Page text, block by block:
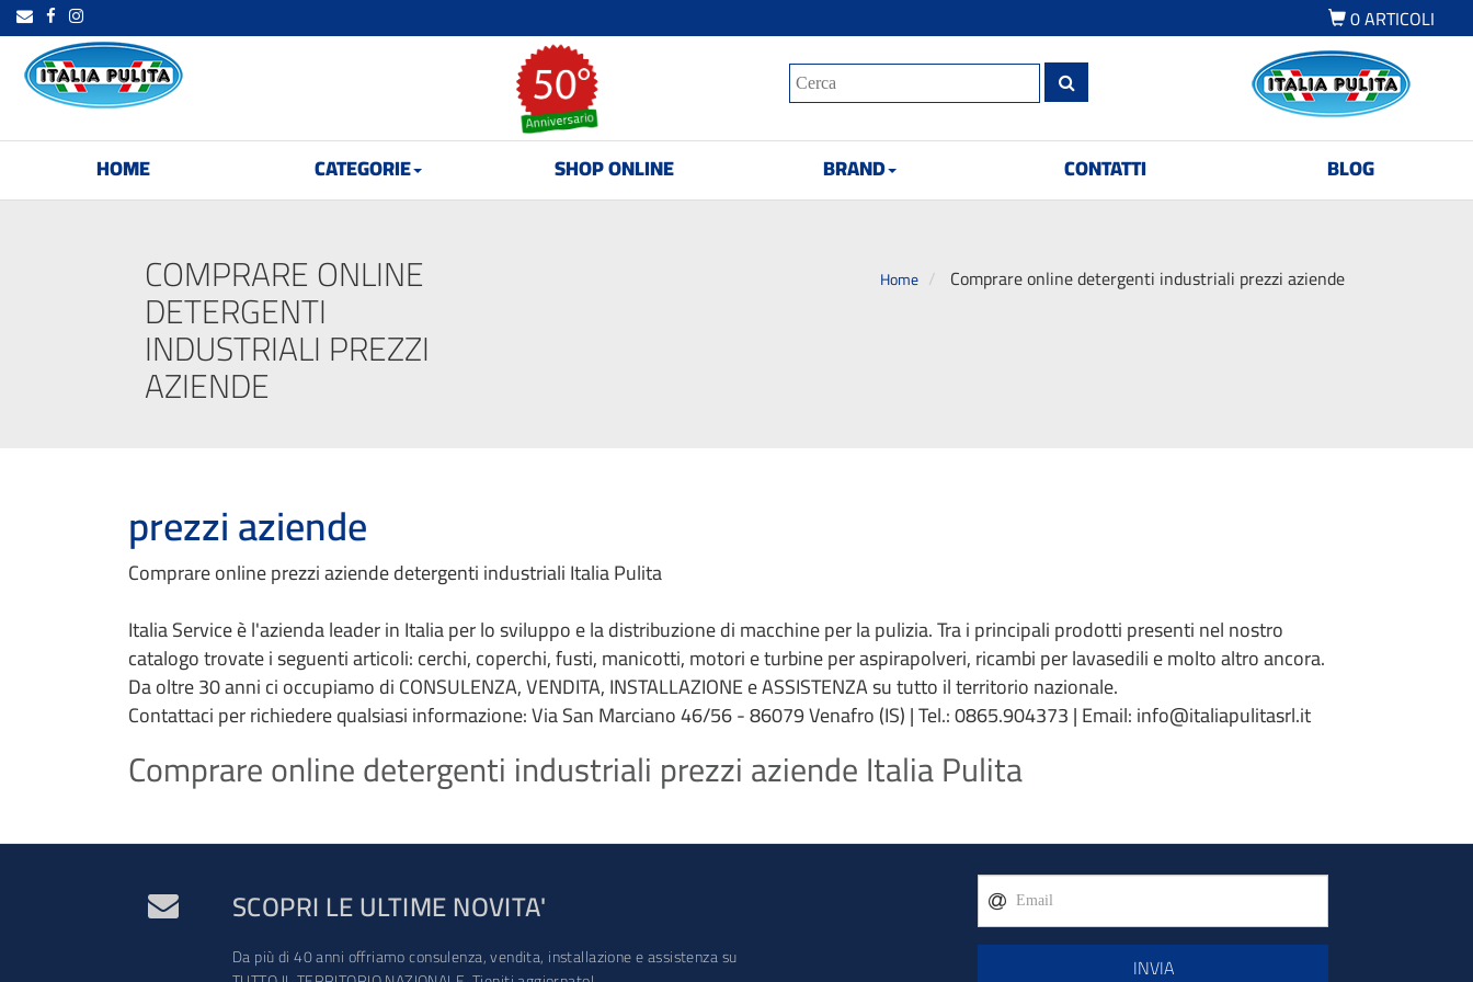
0ARTICOLI
HOME CATEGORIE SHOP ONLINE BRAND CONTATTI BLOG
COMPRARE ONLINE
DETERGENTI
INDUSTRIALI PREZZI
AZIENDE
Home Comprare online detergenti industriali prezzi aziende
prezzi aziende
Comprare online prezzi aziende detergenti industriali Italia Pulita
Italia Service è l'azienda leader in Italia per lo sviluppo e la distribuzione di macchine per la pulizia. Tra i principali prodotti presenti nel nostro
catalogo trovate i seguenti articoli: cerchi, coperchi, fusti, manicotti, motori e turbine per aspirapolveri, ricambi per lavasedili e molto altro ancora.
Da oltre 30 anni ci occupiamo di CONSULENZA, VENDITA, INSTALLAZIONE e ASSISTENZA su tutto il territorio nazionale.
Contattaci per richiedere qualsiasi informazione: Via San Marciano 46/56 - 86079 Venafro (IS) | Tel.: 0865.904373 | Email: info@italiapulitasrl.it
Comprare online detergenti industriali prezzi aziende Italia Pulita
SCOPRI LE ULTIME NOVITA'
Da più di 40 anni offriamo consulenza, vendita, installazione e assistenza su
INVIA